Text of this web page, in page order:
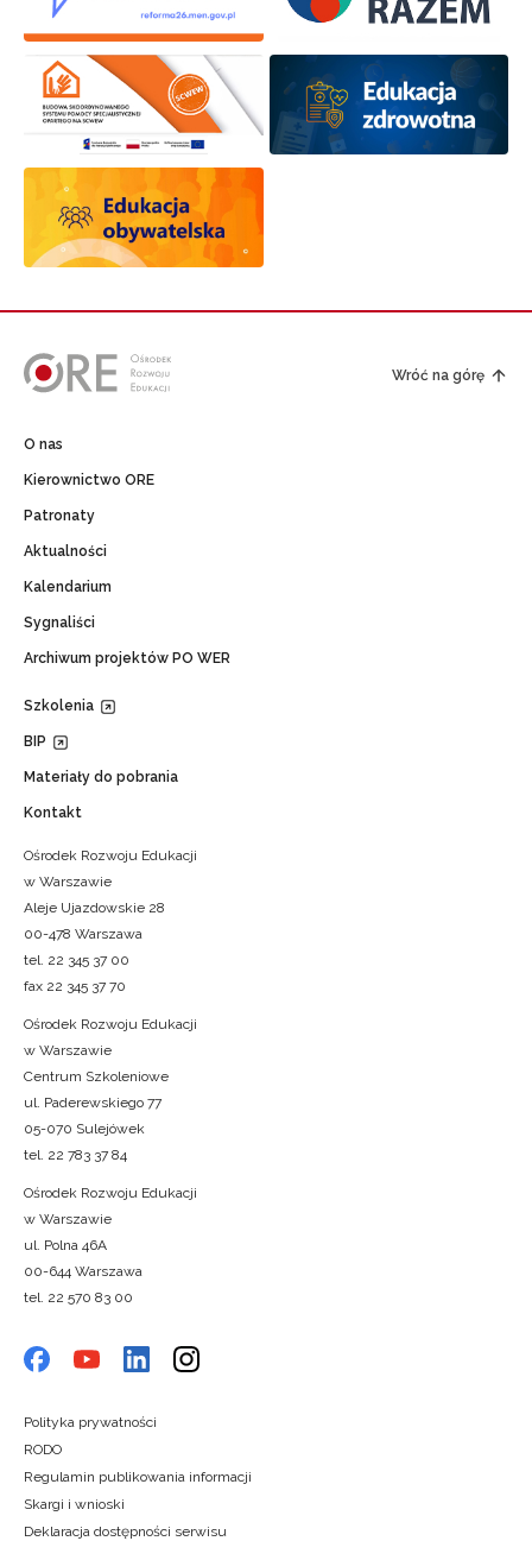
Wróć na górę
O nas
Kierownictwo ORE
Patronaty
Aktualności
Kalendarium
Sygnaliści
Archiwum projektów PO WER
Szkolenia
BIP
Materiały do pobrania
Kontakt
Ośrodek Rozwoju Edukacji
w Warszawie
Aleje Ujazdowskie 28
00-478 Warszawa
tel. 22 345 37 00
fax 22 345 37 70
Ośrodek Rozwoju Edukacji
w Warszawie
Centrum Szkoleniowe
ul. Paderewskiego 77
05-070 Sulejówek
tel. 22 783 37 84
Ośrodek Rozwoju Edukacji
w Warszawie
ul. Polna 46A
00-644 Warszawa
tel. 22 570 83 00
Polityka prywatności
RODO
Regulamin publikowania informacji
Skargi i wnioski
Deklaracja dostępności serwisu